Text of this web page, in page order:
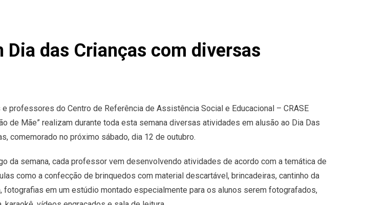
das Crianças com diversas
e professores do Centro de Referência de Assistência Social e Educacional – CRASE
de Mãe” realizam durante toda esta semana diversas atividades em alusão ao Dia Das
comemorado no próximo sábado, dia 12 de outubro.
da semana, cada professor vem desenvolvendo atividades de acordo com a temática de
como a confecção de brinquedos com material descartável, brincadeiras, cantinho da
fotografias em um estúdio montado especialmente para os alunos serem fotografados,